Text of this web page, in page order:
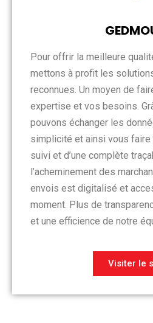
Pour offrir la meilleure
mettons à profit les
reconnues. Un moyen de
expertise et vos besoins.
pouvons échanger les
simplicité et ainsi vous faire
suivi et d’une complète
l’acheminement des
envois est digitalisé et
moment. Plus de
et une efficience de notre
Visiter le